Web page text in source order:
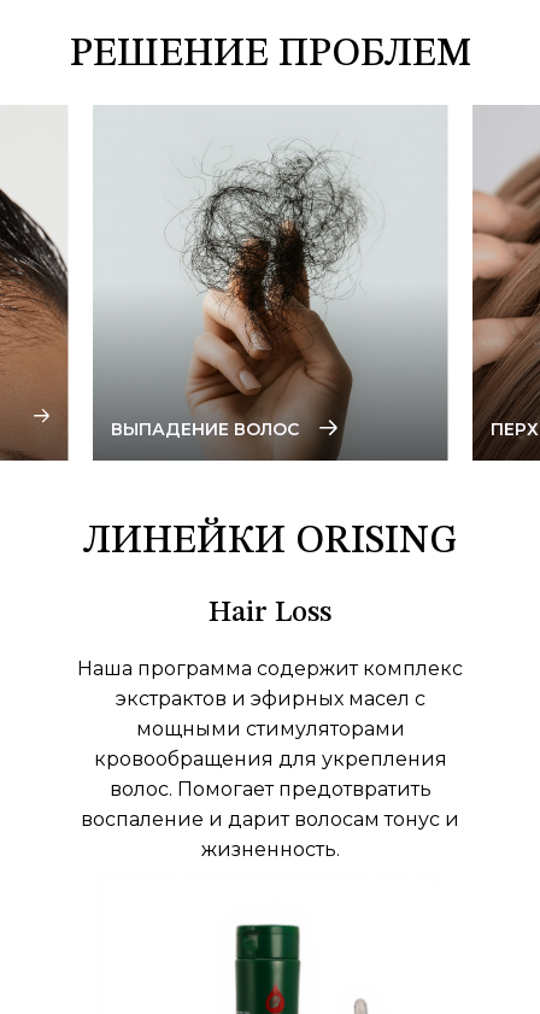
РЕШЕНИЕ ПРОБЛЕМ
ВЫПАДЕНИЕ ВОЛОС
ЛИНЕЙКИ ORISING
Hair Loss
Наша программа содержит комплекс
экстрактов и эфирных масел с
мощными стимуляторами
кровообращения для укрепления
волос. Помогает предотвратить
воспаление и дарит волосам тонус и
жизненность.